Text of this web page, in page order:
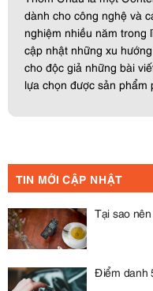
dành cho công nghệ và
nghiệm nhiều năm trong
cập nhật những xu
cho độc giả những bài
lựa chọn được sản phẩm
TIN MỚI CẬP NHẬT
Tại sao
Điểm danh